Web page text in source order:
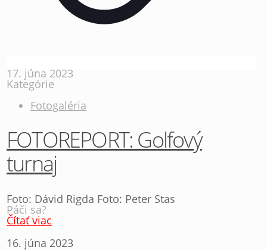
17. júna 2023
Kategórie
Fotogaléria
FOTOREPORT: Golfový
turnaj
Foto: Dávid Rigda Foto: Peter Stas
Páči sa?
Čítať viac
16. júna 2023